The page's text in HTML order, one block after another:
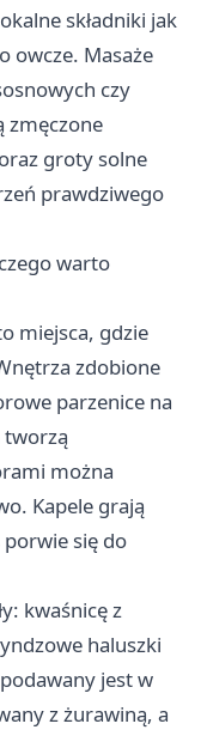
składniki jak
owcze. Masaże
czy
zmęczone
groty solne
prawdziwego
warto
miejsca, gdzie
zdobione
parzenice na
tworzą
można
Kapele grają
się do
kwaśnicę z
haluszki
jest w
z żurawiną, a